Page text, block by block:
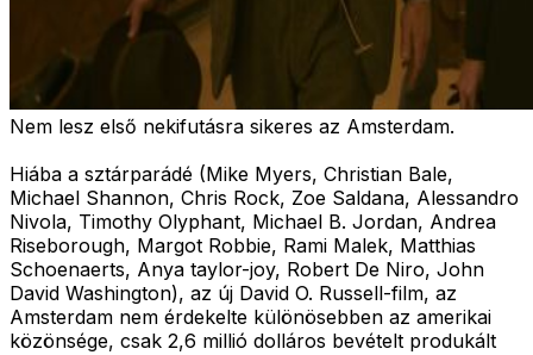
Nem lesz első nekifutásra sikeres az Amsterdam.
Hiába a sztárparádé (Mike Myers, Christian Bale,
Michael Shannon, Chris Rock, Zoe Saldana, Alessandro
Nivola, Timothy Olyphant, Michael B. Jordan, Andrea
Riseborough, Margot Robbie, Rami Malek, Matthias
Schoenaerts, Anya taylor-joy, Robert De Niro, John
David Washington), az új David O. Russell-film, az
Amsterdam nem érdekelte különösebben az amerikai
közönsége, csak 2,6 millió dolláros bevételt produkált